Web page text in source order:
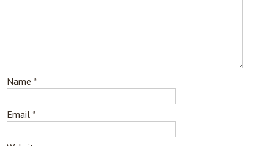
Name*
Email*